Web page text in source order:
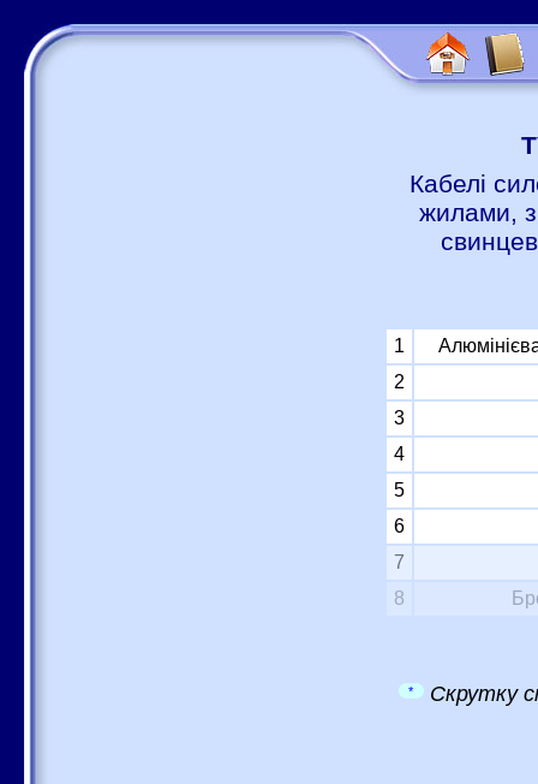
Кабелі
жилами,
1
2
3
4
5
6
7
8
* Скрутку